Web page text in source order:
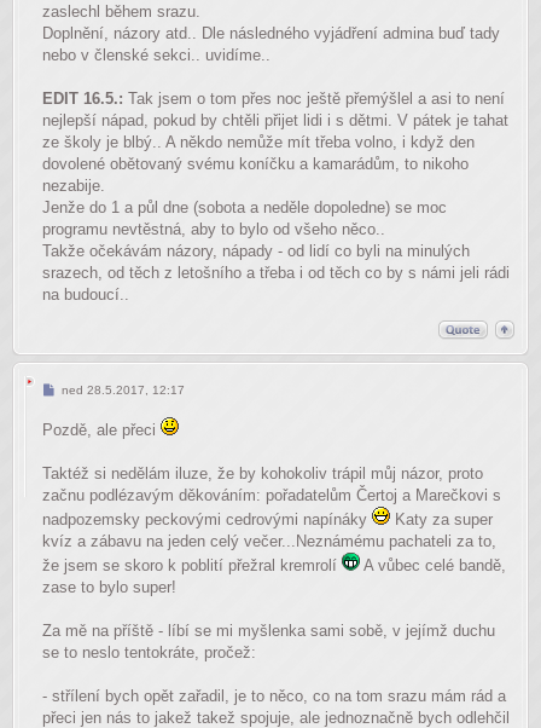
zaslechl během srazu.
Doplnění, názory atd.. Dle následného vyjádření admina buď tady
nebo v členské sekci.. uvidíme..
EDIT 16.5.: Tak jsem o tom přes noc ještě přemýšlel a asi to není
nejlepší nápad, pokud by chtěli přijet lidi i s dětmi. V pátek je tahat
ze školy je blbý.. A někdo nemůže mít třeba volno, i když den
dovolené obětovaný svému koníčku a kamarádům, to nikoho
nezabije.
Jenže do 1 a půl dne (sobota a neděle dopoledne) se moc
programu nevtěstná, aby to bylo od všeho něco..
Takže očekávám názory, nápady - od lidí co byli na minulých
srazech, od těch z letošního a třeba i od těch co by s námi jeli rádi
na budoucí..
Příspěvek
ned 28.5.2017, 12:17
Pozdě, ale přeci
Taktéž si nedělám iluze, že by kohokoliv trápil můj názor, proto
začnu podlézavým děkováním: pořadatelům Čertoj a Marečkovi s
nadpozemsky peckovými cedrovými napínáky
Katy za super
kvíz a zábavu na jeden celý večer...Neznámému pachateli za to,
že jsem se skoro k poblití přežral kremrolí
A vůbec celé bandě,
zase to bylo super!
Za mě na příště - líbí se mi myšlenka sami sobě, v jejímž duchu
se to neslo tentokráte, pročež:
- střílení bych opět zařadil, je to něco, co na tom srazu mám rád a
přeci jen nás to jakež takež spojuje, ale jednoznačně bych odlehčil